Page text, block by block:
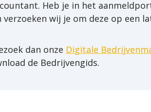
Heb je in het
verzoeken wij je om deze op een
dan onze Digitale
de Bedrijvengids.